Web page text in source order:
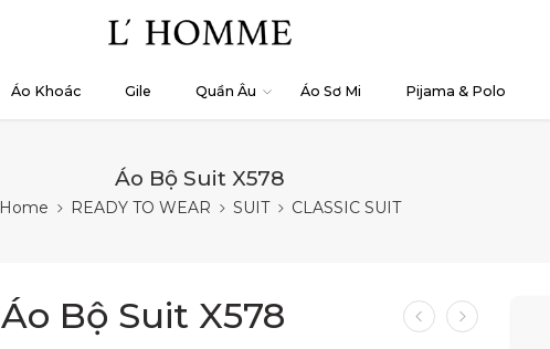
Áo Khoác Gile Quần Âu Áo Sơ Mi Pijama & Polo
Áo Bộ Suit X578
Home READY TO WEAR SUIT CLASSIC SUIT
Áo Bộ Suit X578